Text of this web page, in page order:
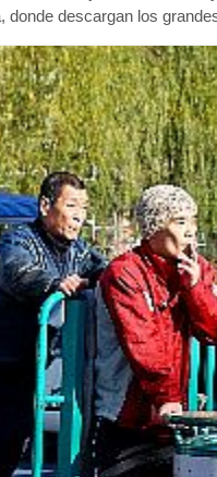
descargan los